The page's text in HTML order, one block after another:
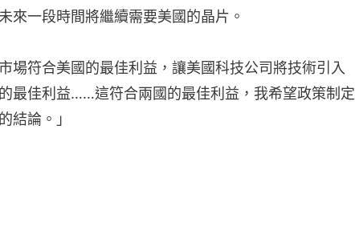
來一段時間將繼續需要美國的晶片。
場符合美國的最佳利益，讓美國科技公司將技術引入
最佳利益……這符合兩國的最佳利益，我希望政策制定
結論。」